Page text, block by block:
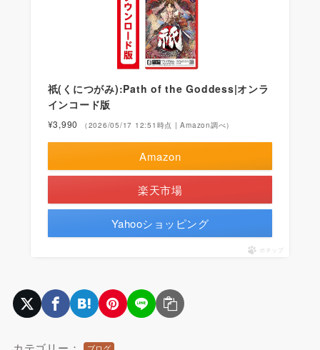
祇(くにつがみ):Path of the Goddess|オンラ
インコード版
¥3,990 （2026/05/17 12:51時点 | Amazon調べ）
Amazon
楽天市場
Yahooショッピング
ポチップ
ブログ